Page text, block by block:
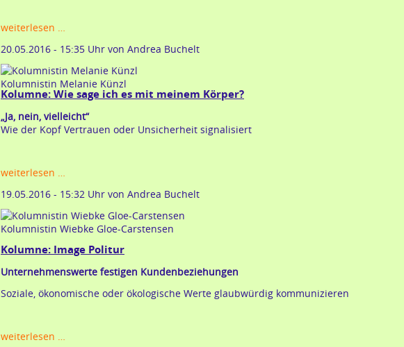
weiterlesen …
und
it-
sicherheit
20.05.2016 - 15:35 Uhr von Andrea Buchelt
Kolumnistin Melanie Künzl
Kolumne: Wie sage ich es mit meinem Körper?
„Ja, nein, vielleicht“
Wie der Kopf Vertrauen oder Unsicherheit signalisiert
weiterlesen …
sage
ich
es
meinem
19.05.2016 - 15:32 Uhr von Andrea Buchelt
Kolumnistin Wiebke Gloe-Carstensen
Kolumne: Image Politur
Unternehmenswerte festigen Kundenbeziehungen
Soziale, ökonomische oder ökologische Werte glaubwürdig kommunizieren
weiterlesen …